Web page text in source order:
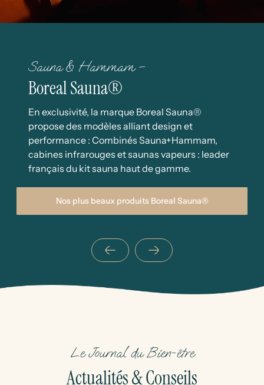
Précédent
Suivant
Sauna & Hammam –
Boreal Sauna®
En exclusivité, la marque Boreal Sauna®
propose des modèles alliant design et
performance : Combinés Sauna+Hammam,
cabines infrarouges et saunas vapeurs : leader
français du kit sauna haut de gamme.
Nos plus beaux produits Boreal Sauna®
Le Journal du Bien-être
Actualités & Conseils